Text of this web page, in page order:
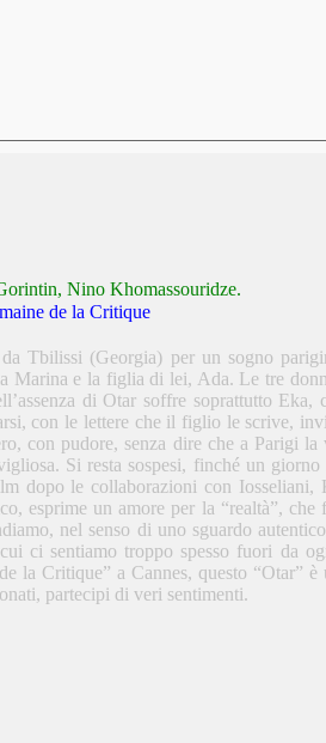
Nino Khomassouridze.
de la Critique
Tbilissi (Georgia) per un sogno
Marina e la figlia di lei, Ada. Le tre
di Otar soffre soprattutto Eka,
con le lettere che il figlio le scrive,
con pudore, senza dire che a Parigi
Si resta sospesi, finché un
dopo le collaborazioni con Iosseliani,
esprime un amore per la “realtà”, che
nel senso di uno sguardo
ci sentiamo troppo spesso fuori da
la Critique” a Cannes, questo “Otar”
partecipi di veri sentimenti.